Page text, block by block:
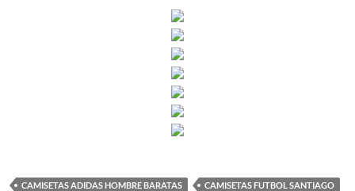
CAMISETAS ADIDAS HOMBRE BARATAS
CAMISETAS FUTBOL SANTIAGO